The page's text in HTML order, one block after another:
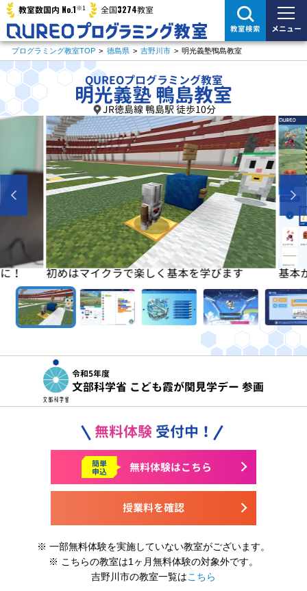
教室数国内 No.1※1 全国3274教室
教室検索 メニュー
プログラミング教室TOP > 徳島県 > 吉野川市 > 明光義塾鴨島教室
QUREOプログラミング教室
明光義塾 鴨島教室
JR徳島線 鴨島駅 徒歩10分
！ 初めはマイクラで楽しく基本を学びます 基本
令和5年度
文部科学省 こども霞が関見学デー 参画
無料体験 受付中！
授業料を確認
簡単
申込 無料体験はこちら
※ 一部無料体験を実施していない教室がございます。
※ こちらの教室は1ヶ月無料体験の対象外です。
吉野川市の教室一覧はこちら